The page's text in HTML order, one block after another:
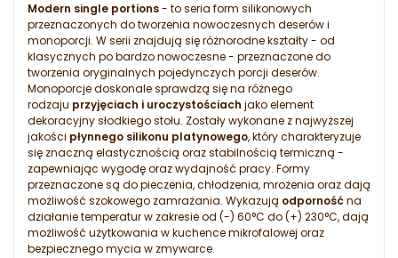
Modern single portions- to seria form silikonowych
przeznaczonych do tworzenia nowoczesnych deserów i
monoporcji. W serii znajdują się różnorodne kształty - od
klasycznych po bardzo nowoczesne - przeznaczone do
tworzenia oryginalnych pojedynczych porcji deserów.
Monoporcje doskonale sprawdzą się na różnego
rodzaju przyjęciach i uroczystościach jako element
dekoracyjny słodkiego stołu. Zostały wykonane z najwyższej
jakości płynnego silikonu platynowego, który charakteryzuje
się znaczną elastycznością oraz stabilnością termiczną -
zapewniając wygodę oraz wydajność pracy. Formy
przeznaczone są do pieczenia, chłodzenia, mrożenia oraz dają
możliwość szokowego zamrażania. Wykazują odpornośćna
działanie temperatur w zakresie od (-) 60°C do (+) 230°C, dają
możliwość użytkowania w kuchence mikrofalowej oraz
bezpiecznego mycia w zmywarce.